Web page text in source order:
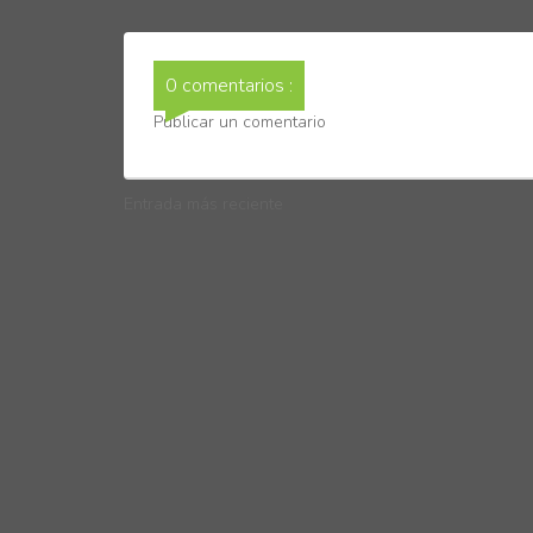
0 comentarios :
Publicar un comentario